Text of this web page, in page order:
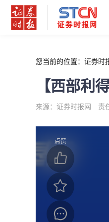
您当前的位置： 证券时
【西部利
来源：证券时报网 责
点赞